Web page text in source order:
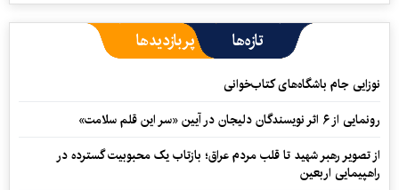
تازه‌ها پربازدیدها
نوزایی جام باشگاه‌های کتاب‌خوانی
رونمایی از ۶ اثر نویسندگان دلیجان در آیین «سر این قلم سلامت»
از تصویر رهبر شهید تا قلب مردم عراق؛ بازتاب یک محبوبیت گسترده در
راهپیمایی اربعین